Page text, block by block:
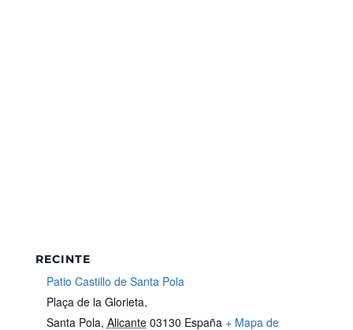
RECINTE
Patio Castillo de Santa Pola
Plaça de la Glorieta,
Santa Pola, Alicante 03130 España + Mapa de